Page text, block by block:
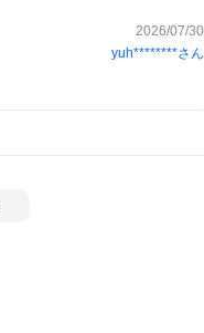
2026/07/30
yuh********さん